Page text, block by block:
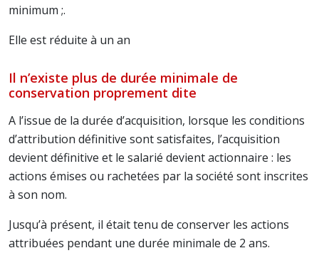
minimum ;.
Elle est réduite à un an
Il n’existe plus de durée minimale de
conservation proprement dite
A l’issue de la durée d’acquisition, lorsque les conditions
d’attribution définitive sont satisfaites, l’acquisition
devient définitive et le salarié devient actionnaire : les
actions émises ou rachetées par la société sont inscrites
à son nom.
Jusqu’à présent, il était tenu de conserver les actions
attribuées pendant une durée minimale de 2 ans.